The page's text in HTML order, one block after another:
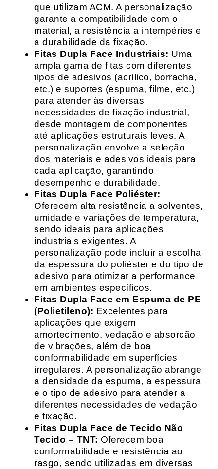
que utilizam ACM. A personalização
garante a compatibilidade com o
material, a resistência a intempéries e
a durabilidade da fixação.
Fitas Dupla Face Industriais: Uma
ampla gama de fitas com diferentes
tipos de adesivos (acrílico, borracha,
etc.) e suportes (espuma, filme, etc.)
para atender às diversas
necessidades de fixação industrial,
desde montagem de componentes
até aplicações estruturais leves. A
personalização envolve a seleção
dos materiais e adesivos ideais para
cada aplicação, garantindo
desempenho e durabilidade.
Fitas Dupla Face Poliéster:
Oferecem alta resistência a solventes,
umidade e variações de temperatura,
sendo ideais para aplicações
industriais exigentes. A
personalização pode incluir a escolha
da espessura do poliéster e do tipo de
adesivo para otimizar a performance
em ambientes específicos.
Fitas Dupla Face em Espuma de PE
(Polietileno): Excelentes para
aplicações que exigem
amortecimento, vedação e absorção
de vibrações, além de boa
conformabilidade em superfícies
irregulares. A personalização abrange
a densidade da espuma, a espessura
e o tipo de adesivo para atender a
diferentes necessidades de vedação
e fixação.
Fitas Dupla Face de Tecido Não
Tecido – TNT: Oferecem boa
conformabilidade e resistência ao
rasgo, sendo utilizadas em diversas